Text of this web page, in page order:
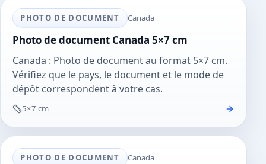
PHOTO DE DOCUMENT Canada
Photo de document Canada 5×7 cm
Canada : Photo de document au format 5×7 cm.
Vérifiez que le pays, le document et le mode de
dépôt correspondent à votre cas.
5×7 cm
PHOTO DE DOCUMENT Canada